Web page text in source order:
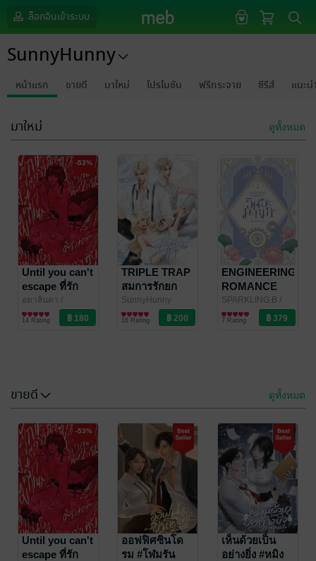
ล็อกอินเข้าระบบ
SunnyHunny
หน้าแรก ขายดี มาใหม่ โปรโมชัน ฟรีกระจาย ซีรีส์ แนะน
มาใหม่ ดูทั้งหมด
-53%
Until you can't
escape ที่รัก
คะ... #เซนซอล
อดาลินดา /
SunnyHunny
นิยายโรมานซ์
14 Rating
TRIPLE TRAP
สมการรักยก
กำลังสาม
SunnyHunny
นิยายโรมานซ์
16 Rating
ENGINEERING
ROMANCE
#วิศวะมะหมา
SPARKLING.B /
SunnyHunny
นิยายรักวัยรุ่น
7 Rating
เพื่อนเปย์ #ตั้งเต
ปั้นแป้ง
อดาลินดา
/
SunnyHunny
นิยายโรมานซ์
79 Rating
LOVE DEAD
EX แฟนเก่าคน
เปรตในวันสิ้น
อดาลินดา/
SunnyHunny
นิยายรักวัยรุ่น
41 Rating
ขายดี ดูทั้งหมด
-53%
Until you can't
escape ที่รัก
ออฟฟิศซินโด
รม #โฬมรัน
เห็นด้วยเป็น
อย่างยิ่ง #หมิง